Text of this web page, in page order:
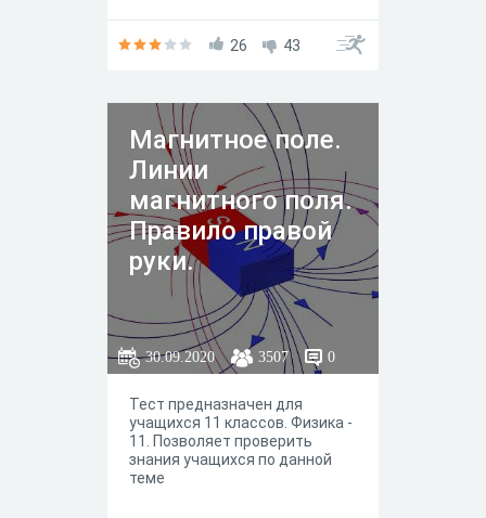
26 43
Магнитное поле.
Линии
магнитного поля.
Правило правой
руки.
30.09.2020 3507 0
Тест предназначен для
учащихся 11 классов. Физика -
11. Позволяет проверить
знания учащихся по данной
теме